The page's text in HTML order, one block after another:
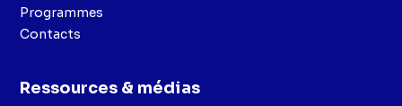
Programmes
Contacts
Ressources & médias